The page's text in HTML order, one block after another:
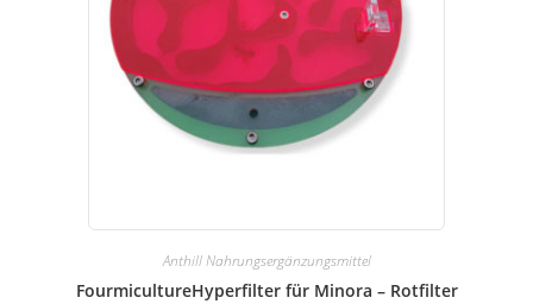
Anthill Nahrungsergänzungsmittel
FourmicultureHyperfilter für Minora – Rotfilter